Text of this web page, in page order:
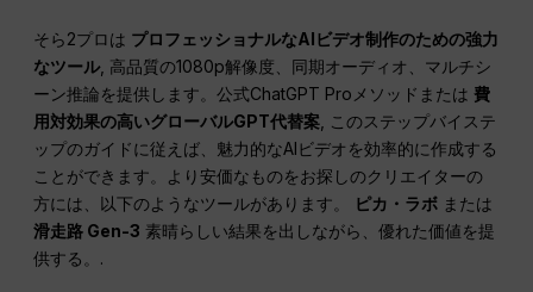
そら2プロは プロフェッショナルなAIビデオ制作のための強力
なツール, 高品質の1080p解像度、同期オーディオ、マルチシ
ーン推論を提供します。公式ChatGPT Proメソッドまたは費
用対効果の高いグローバルGPT代替案 , このステップバイステ
ップのガイドに従えば、魅力的なAIビデオを効率的に作成する
ことができます。より安価なものをお探しのクリエイターの
方には、以下のようなツールがあります。 ピカ・ラボ または
滑走路 Gen-3 素晴らしい結果を出しながら、優れた価値を提
供する。.